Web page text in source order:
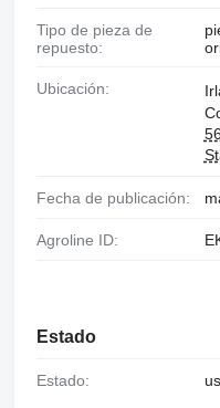
Tipo de pieza de
repuesto:
Ubicación:
Fecha de publicación:
Agroline ID:
Estado
Estado: